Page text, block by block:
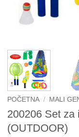
POČETNA / MALI
200206 Set za
(OUTDOOR)